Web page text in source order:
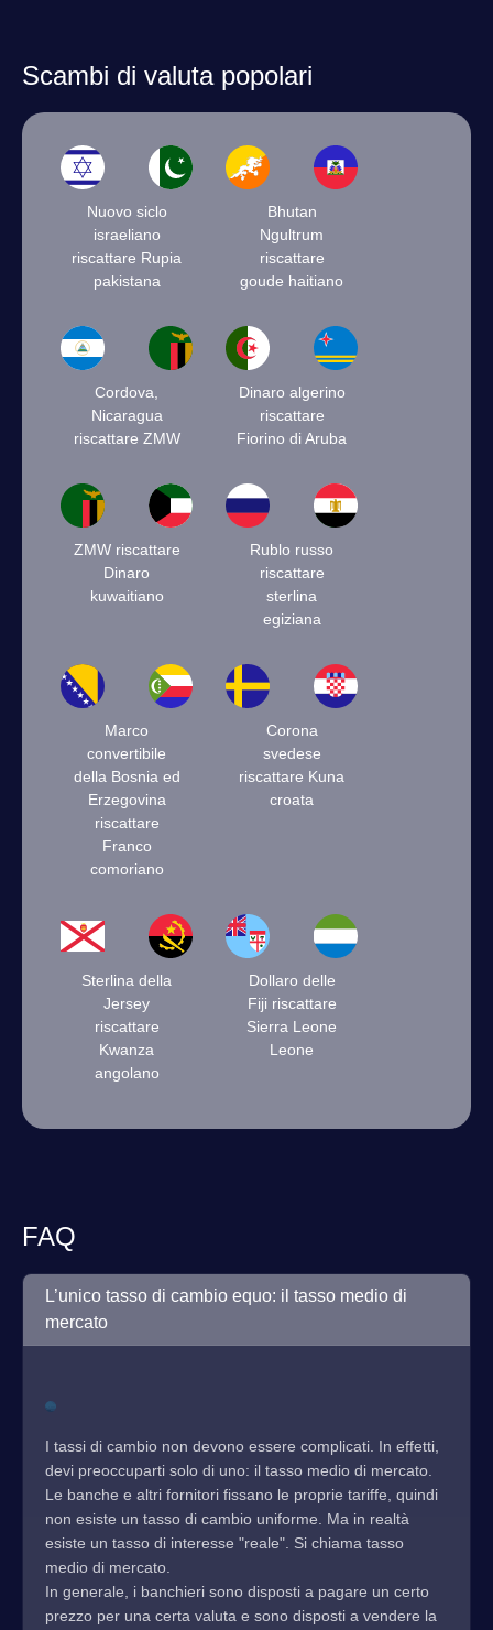
Scambi di valuta popolari
Nuovo siclo
israeliano
riscattare Rupia
pakistana
Bhutan
Ngultrum
riscattare
goude haitiano
Cordova,
Nicaragua
riscattare ZMW
Dinaro algerino
riscattare
Fiorino di Aruba
ZMW riscattare
Dinaro
kuwaitiano
Rublo russo
riscattare
sterlina
egiziana
Marco
convertibile
della Bosnia ed
Erzegovina
riscattare
Franco
comoriano
Corona
svedese
riscattare Kuna
croata
Sterlina della
Jersey
riscattare
Kwanza
angolano
Dollaro delle
Fiji riscattare
Sierra Leone
Leone
FAQ
L’unico tasso di cambio equo: il tasso medio di
mercato
I tassi di cambio non devono essere complicati. In effetti,
devi preoccuparti solo di uno: il tasso medio di mercato.
Le banche e altri fornitori fissano le proprie tariffe, quindi
non esiste un tasso di cambio uniforme. Ma in realtà
esiste un tasso di interesse "reale". Si chiama tasso
medio di mercato.
In generale, i banchieri sono disposti a pagare un certo
prezzo per una certa valuta e sono disposti a vendere la